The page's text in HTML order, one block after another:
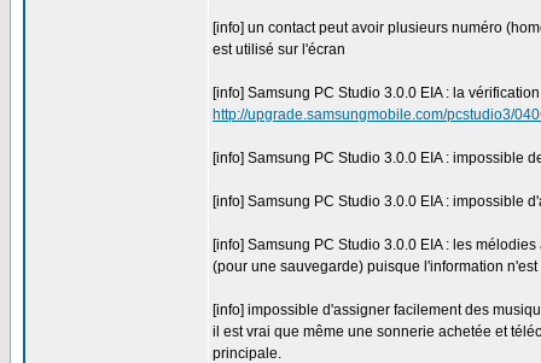
[info] un contact peut avoir plusieurs numéro
est utilisé sur l'écran
[info] Samsung PC Studio 3.0.0 EIA : la
http://upgrade.samsungmobile.com/pcstudio3/
[info] Samsung PC Studio 3.0.0 EIA : impossible
[info] Samsung PC Studio 3.0.0 EIA : impossible
[info] Samsung PC Studio 3.0.0 EIA : les
(pour une sauvegarde) puisque l'information
[info] impossible d'assigner facilement des
il est vrai que même une sonnerie achetée et
principale.